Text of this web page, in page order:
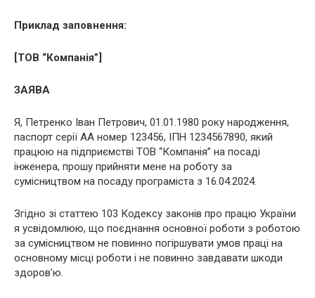
Приклад заповнення:
[ТОВ “Компанія”]
ЗАЯВА
Я, Петренко Іван Петрович, 01.01.1980 року народження,
паспорт серії АА номер 123456, ІПН 1234567890, який
працюю на підприємстві ТОВ “Компанія” на посаді
інженера, прошу прийняти мене на роботу за
сумісництвом на посаду програміста з 16.04.2024.
Згідно зі статтею 103 Кодексу законів про працю України
я усвідомлюю, що поєднання основної роботи з роботою
за сумісництвом не повинно погіршувати умов праці на
основному місці роботи і не повинно завдавати шкоди
здоров’ю.